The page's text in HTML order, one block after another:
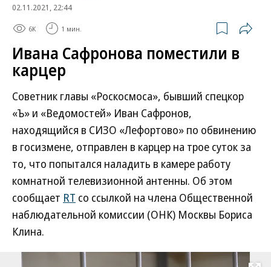
02.11.2021, 22:44
6K 1 мин.
Ивана Сафронова поместили в
карцер
Советник главы «Роскосмоса», бывший спецкор
«Ъ» и «Ведомостей» Иван Сафронов,
находящийся в СИЗО «Лефортово» по обвинению
в госизмене, отправлен в карцер на трое суток за
то, что попытался наладить в камере работу
комнатной телевизионной антенны. Об этом
сообщает RT со ссылкой на члена Общественной
наблюдательной комиссии (ОНК) Москвы Бориса
Клина.